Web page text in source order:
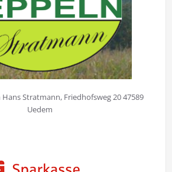
Stratmann, Friedhofsweg 20 47589
Uedem